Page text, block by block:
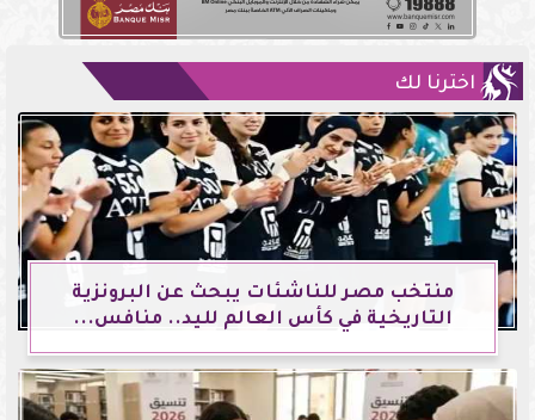
اخترنا لك
منتخب مصر للناشئات يبحث عن البرونزية
التاريخية في كأس العالم لليد.. منافس...